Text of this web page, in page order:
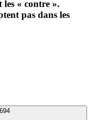
les « contre ».
pas dans les